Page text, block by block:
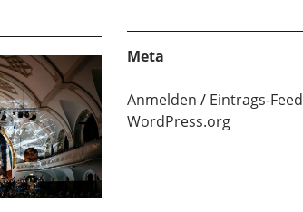
Meta
Anmelden Eintrags-Feed
WordPress.org